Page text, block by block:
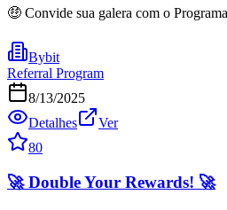
🤑 Convide sua galera com o
Bybit
Referral Program
8/13/2025
Detalhes
Ver
80
🚀 Double Your Rewards! 🚀